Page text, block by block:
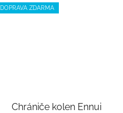
DOPRAVA ZDARMA
Chrániče kolen Ennui